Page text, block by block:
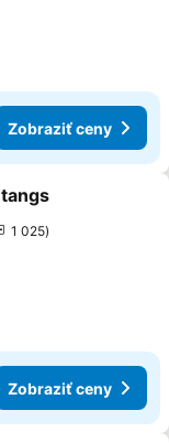
Zobraziť ceny
1 025
Zobraziť ceny